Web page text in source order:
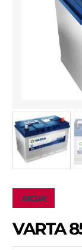
AKCIJA!
VARTA